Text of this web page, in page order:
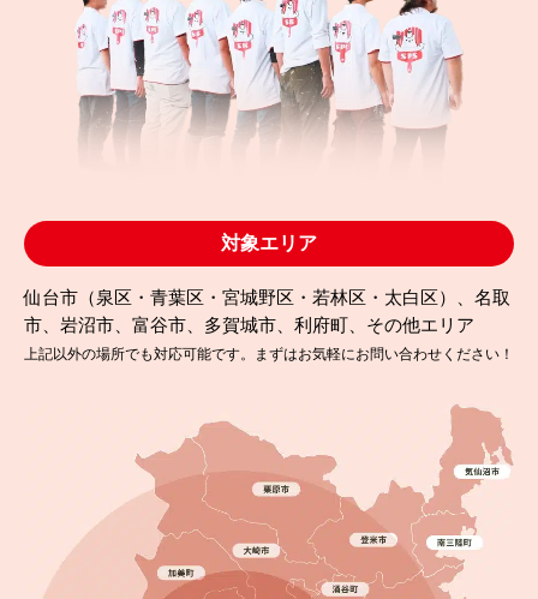
対象エリア
仙台市（泉区・青葉区・宮城野区・若林区・太白区）、名取
市、岩沼市、富谷市、多賀城市、利府町、その他エリア
上記以外の場所でも対応可能です。まずはお気軽にお問い合わせください！